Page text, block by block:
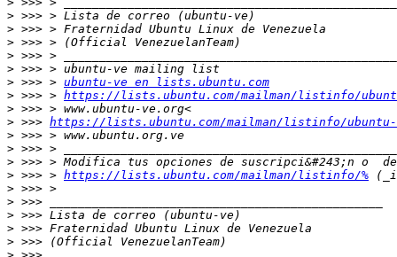
>
>
>
>
>
> >>> > ubuntu-ve en lists.ubuntu.com
> >>> > https://lists.ubuntu.com/mailman/listinfo/
>
> >>> https://lists.ubuntu.com/mailman/listinfo/ubuntu-
>
>
>
> >>> > https://lists.ubuntu.com/mailman/listinfo/%
>
>
>
>
>